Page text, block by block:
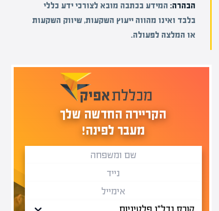
הבהרה: המידע בכתבה מובא לצורכי ידע כללי
בלבד ואינו מהווה ייעוץ השקעות, שיווק השקעות
או המלצה לפעולה.
הקריירה החדשה שלך
מעבר לפינה!